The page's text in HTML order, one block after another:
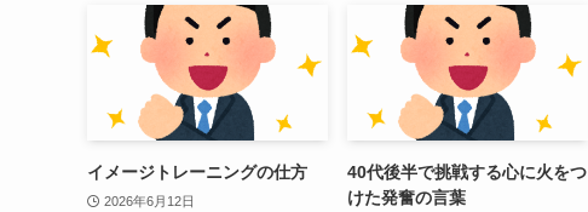
イメージトレーニングの仕方
2026年6月12日
40代後半で挑戦する心に火をつ
けた発奮の言葉